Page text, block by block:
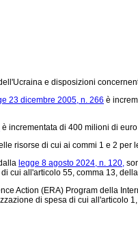
e disposizioni
23 dicembre 2005, n. 266 è
è incrementata di 400 milioni di
risorse di cui ai commi 1 e 2 per
legge 8 agosto 2024, n. 120,
cui all'articolo 55, comma 13, della
Action (ERA) Program della
di spesa di cui all'articolo